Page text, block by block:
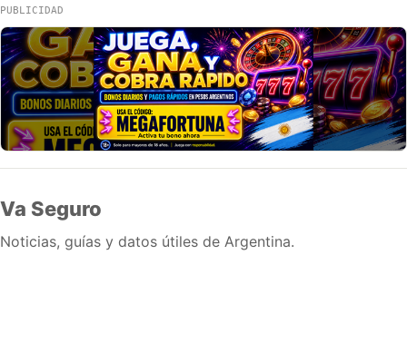
PUBLICIDAD
Va Seguro
Noticias, guías y datos útiles de Argentina.